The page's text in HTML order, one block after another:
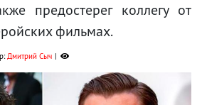
предостерег коллегу от
фильмах.
Дмитрий Сыч